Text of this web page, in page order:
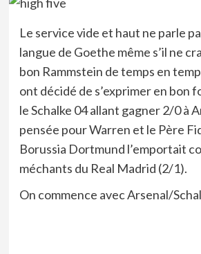
Le service vide et haut ne parle
langue de Goethe même s’il ne
bon Rammstein de temps en
ont décidé de s’exprimer en bon
le Schalke 04 allant gagner 2/0 à
pensée pour Warren et le Père
Borussia Dortmund l’emportait
méchants du Real Madrid (2/1).
On commence avec Arsenal/